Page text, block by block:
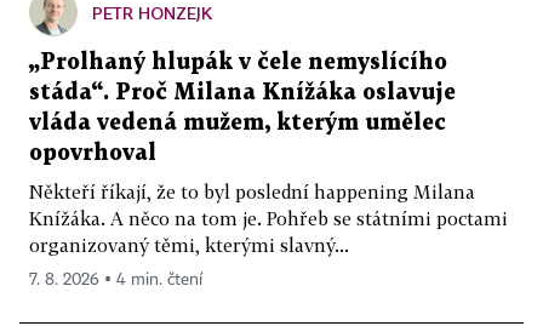
PETR HONZEJK
„Prolhaný hlupák v čele nemyslícího
stáda“. Proč Milana Knížáka oslavuje
vláda vedená mužem, kterým umělec
opovrhoval
Někteří říkají, že to byl poslední happening Milana
Knížáka. A něco na tom je. Pohřeb se státními poctami
organizovaný těmi, kterými slavný...
7. 8. 2026 ▪ 4 min. čtení